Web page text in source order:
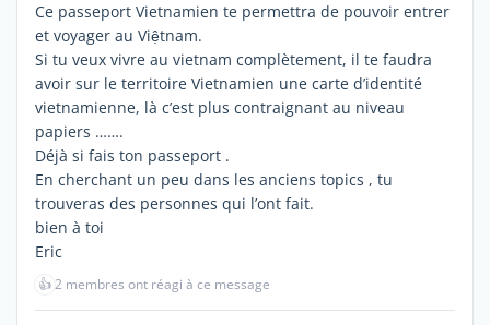
Ce passeport Vietnamien te permettra de pouvoir entrer
et voyager au Việtnam.
Si tu veux vivre au vietnam complètement, il te faudra
avoir sur le territoire Vietnamien une carte d’identité
vietnamienne, là c’est plus contraignant au niveau
papiers …….
Déjà si fais ton passeport .
En cherchant un peu dans les anciens topics , tu
trouveras des personnes qui l’ont fait.
bien à toi
Eric
👍2 membres ont réagi à ce message